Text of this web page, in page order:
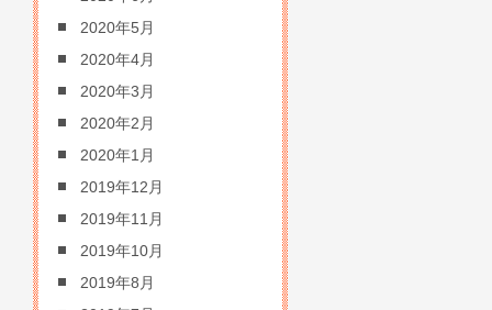
2020年5月
2020年4月
2020年3月
2020年2月
2020年1月
2019年12月
2019年11月
2019年10月
2019年8月